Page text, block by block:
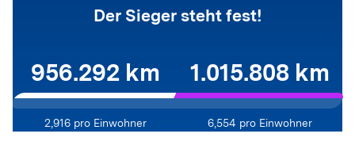
Der Sieger steht fest!
956.292 km 1.015.808 km
2,916 pro Einwohner 6,554 pro Einwohner